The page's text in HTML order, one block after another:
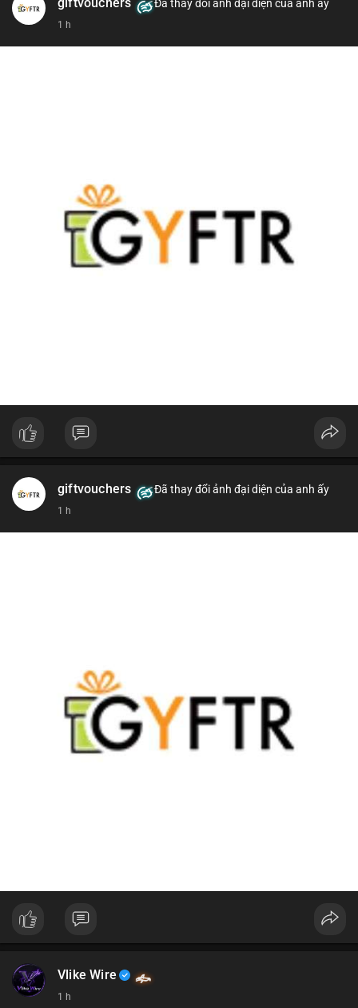
#207btc #aplucban
giftvouchers Đã thay đổi ảnh đại diện của anh ấy
1 h
giftvouchers Đã thay đổi ảnh đại diện của anh ấy
1 h
Vlike Wire
1 h